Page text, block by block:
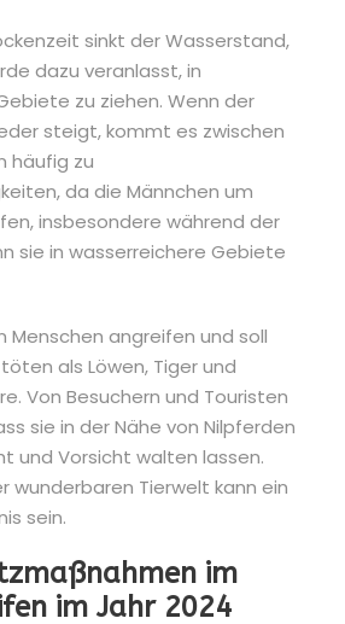
sinkt der Wasserstand,
dazu veranlasst, in
zu ziehen. Wenn der
steigt, kommt es zwischen
häufig zu
da die Männchen um
insbesondere während der
sie in wasserreichere Gebiete
Menschen angreifen und soll
als Löwen, Tiger und
Von Besuchern und Touristen
sie in der Nähe von Nilpferden
und Vorsicht walten lassen.
wunderbaren Tierwelt kann ein
sein.
im
im Jahr 2024